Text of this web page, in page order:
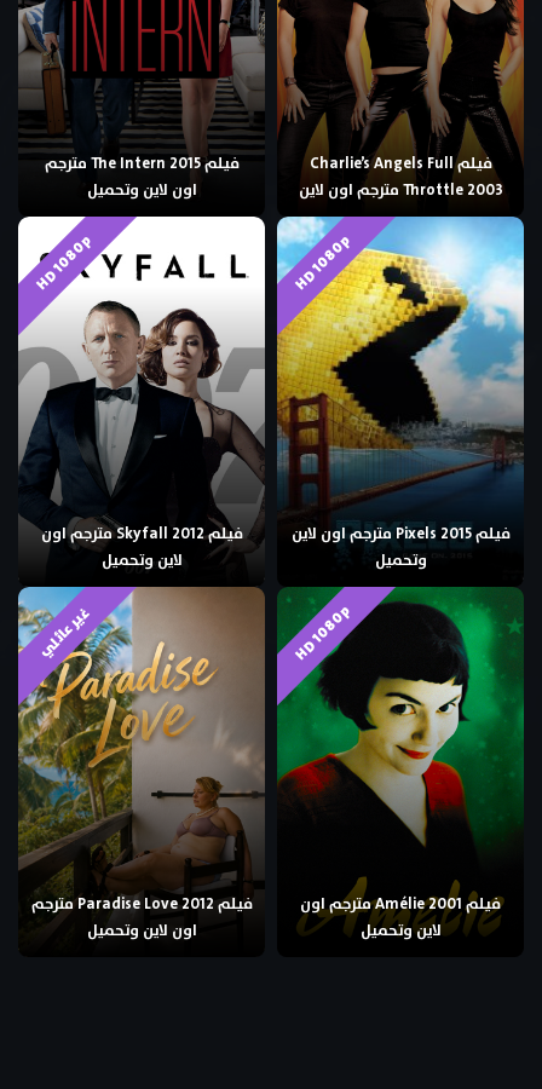
فيلم Charlie’s Angels Full
Throttle 2003 مترجم اون لاين
فيلم The Intern 2015 مترجم
اون لاين وتحميل
HD 1080p
فيلم Pixels 2015 مترجم اون لاين
وتحميل
HD 1080p
فيلم Skyfall 2012 مترجم اون
لاين وتحميل
HD 1080p
فيلم Amélie 2001 مترجم اون
لاين وتحميل
غير عائلي
فيلم Paradise Love 2012 مترجم
اون لاين وتحميل